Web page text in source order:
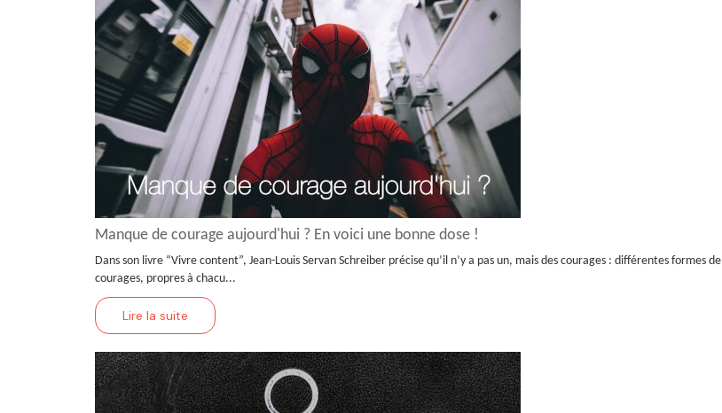
Manque de courage aujourd'hui ? En voici une bonne dose !
Dans son livre “Vivre content”, Jean-Louis Servan Schreiber précise qu’il n’y a pas un, mais des courages : différentes formes de
courages, propres à chacu...
Lire la suite